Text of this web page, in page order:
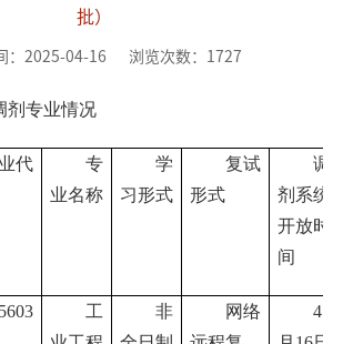
批）
：2025-04-16 浏览次数： 1727
剂专业情况
代
专
业名称
学
习形式
复试
形式
调
剂系统
开放时
间
工
非
网络
4